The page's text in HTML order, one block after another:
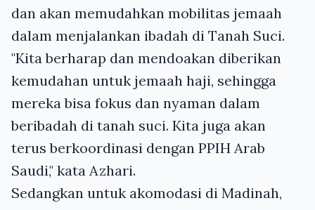
dan akan memudahkan mobilitas jemaah
dalam menjalankan ibadah di Tanah Suci.
"Kita berharap dan mendoakan diberikan
kemudahan untuk jemaah haji, sehingga
mereka bisa fokus dan nyaman dalam
beribadah di tanah suci. Kita juga akan
terus berkoordinasi dengan PPIH Arab
Saudi," kata Azhari.
Sedangkan untuk akomodasi di Madinah,